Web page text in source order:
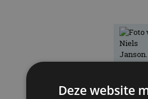
Deze website